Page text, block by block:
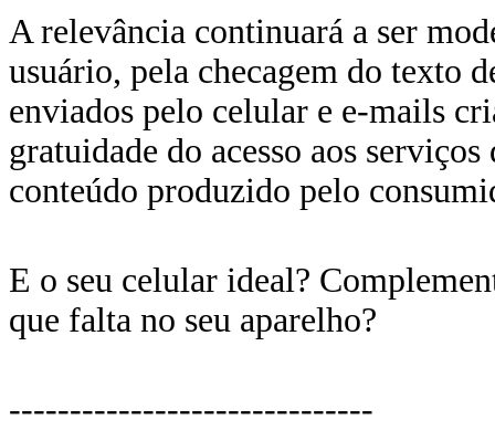
A relevância continuará a ser
usuário, pela checagem do texto
enviados pelo celular e e-mails
gratuidade do acesso aos
conteúdo produzido pelo
E o seu celular ideal?
que falta no seu aparelho?
------------------------------